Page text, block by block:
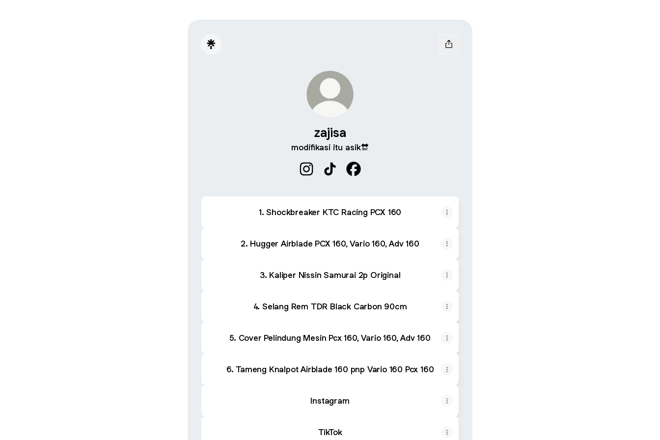
zajisa
modifikasi itu asik🔛
1. Shockbreaker KTC Racing PCX 160
2. Hugger Airblade PCX 160, Vario 160, Adv 160
3. Kaliper Nissin Samurai 2p Original
4. Selang Rem TDR Black Carbon 90cm
5. Cover Pelindung Mesin Pcx 160, Vario 160, Adv 160
6. Tameng Knalpot Airblade 160 pnp Vario 160 Pcx 160
Instagram
TikTok